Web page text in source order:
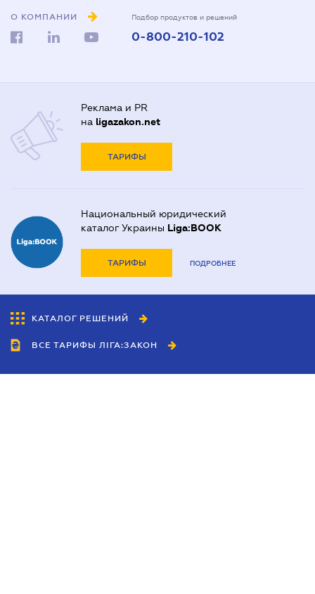
О КОМПАНИИ Подбор продуктов и решений
0-800-210-102
Реклама и PR
на ligazakon.net
ТАРИФЫ
Национальный юридический
каталог Украины Liga:BOOK
ТАРИФЫ ПОДРОБНЕЕ
КАТАЛОГ РЕШЕНИЙ
ВСЕ ТАРИФЫ ЛІГА:ЗАКОН